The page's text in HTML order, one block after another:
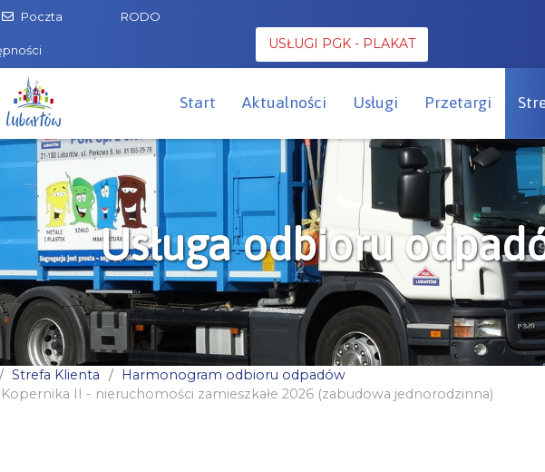
Poczta RODO
Start Aktualności Usługi Przetargi
Usługa odbioru
Strefa Klienta
Harmonogram odbioru odpadów
II - nieruchomości zamieszkałe 2026 (zabudowa jednorodzinna)
USŁUGI PGK - PLAKAT